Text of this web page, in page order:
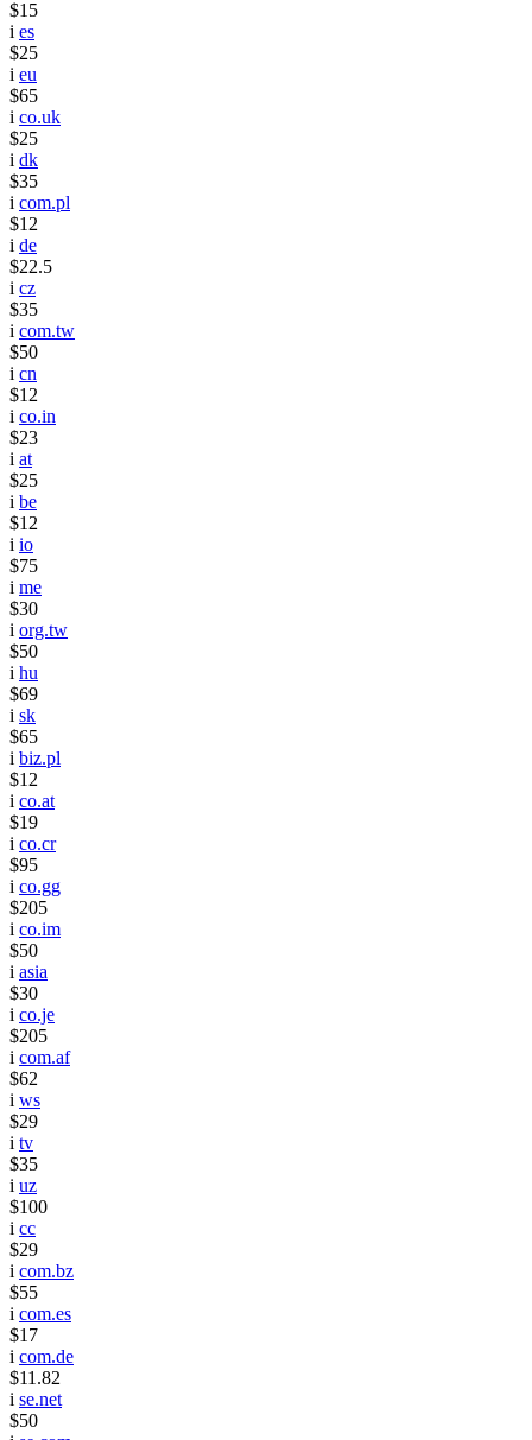
$15
i es
$25
i eu
$65
i co.uk
$25
i dk
$35
i com.pl
$12
i de
$22.5
i cz
$35
i com.tw
$50
i cn
$12
i co.in
$23
i at
$25
i be
$12
i io
$75
i me
$30
i org.tw
$50
i hu
$69
i sk
$65
i biz.pl
$12
i co.at
$19
i co.cr
$95
i co.gg
$205
i co.im
$50
i asia
$30
i co.je
$205
i com.af
$62
i ws
$29
i tv
$35
i uz
$100
i cc
$29
i com.bz
$55
i com.es
$17
i com.de
$11.82
i se.net
$50